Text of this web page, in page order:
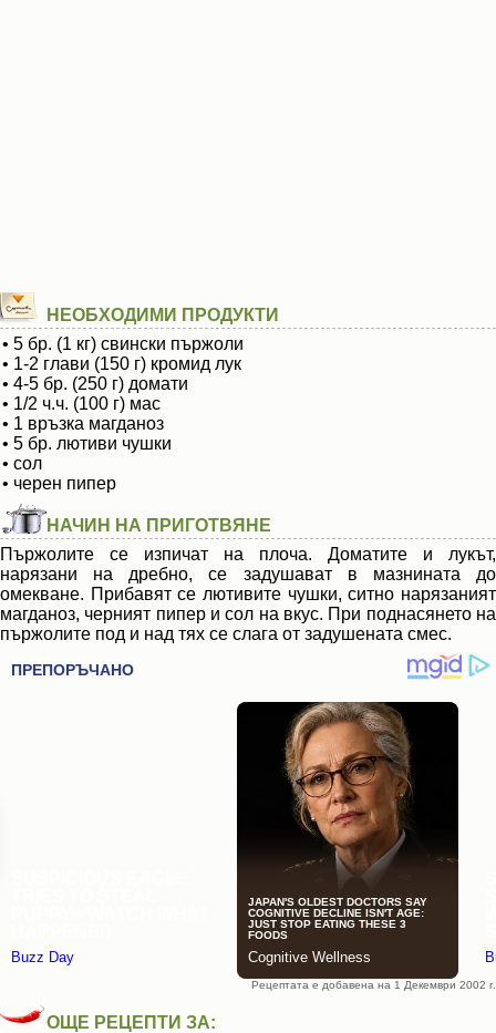
НЕОБХОДИМИ ПРОДУКТИ
• 5 бр. (1 кг) свински пържоли
• 1-2 глави (150 г) кромид лук
• 4-5 бр. (250 г) домати
• 1/2 ч.ч. (100 г) мас
• 1 връзка магданоз
• 5 бр. лютиви чушки
• сол
• черен пипер
НАЧИН НА ПРИГОТВЯНЕ
Пържолите се изпичат на плоча. Доматите и лукът,
нарязани на дребно, се задушават в мазнината до
омекване. Прибавят се лютивите чушки, ситно нарязаният
магданоз, черният пипер и сол на вкус. При поднасянето на
пържолите под и над тях се слага от задушената смес.
Рецептата е добавена на 1 Декември 2002 г.
ОЩЕ РЕЦЕПТИ ЗА: